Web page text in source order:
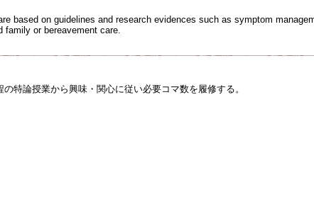
based on guidelines and research evidences such as symptom
family or bereavement care.
特論授業から興味・関心に従い必要コマ数を履修する。